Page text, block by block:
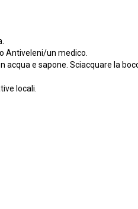
Antiveleni/un medico.
acqua e sapone. Sciacquare la
locali.